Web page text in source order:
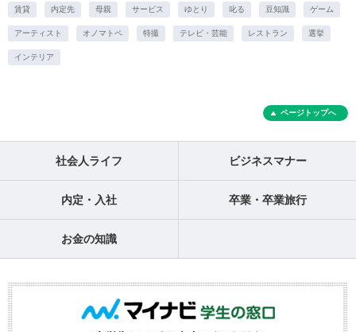
賃貸 内定先 母親 サービス ゆとり 叱る 豆知識 ゲーム
アーティスト オノマトペ 特撮 テレビ・芸能 レストラン 選挙
インテリア
ページトップへ
社会人ライフ ビジネスマナー
内定・入社 卒業・卒業旅行
お金の知識